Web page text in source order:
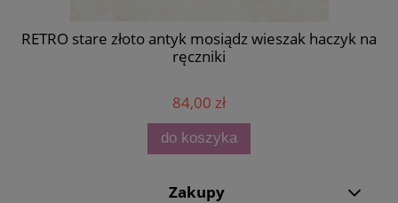
RETRO stare złoto antyk mosiądz wieszak haczyk na
ręczniki
84,00 zł
do koszyka
Zakupy